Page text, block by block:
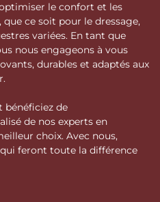
le confort et les
ce soit pour le dressage,
variées. En tant que
nous engageons à vous
durables et adaptés aux
bénéficiez de
de nos experts en
choix. Avec nous,
feront toute la différence